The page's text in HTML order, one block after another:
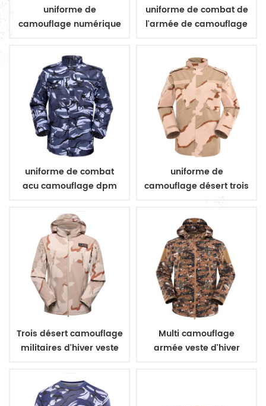
uniforme de
camouflage numérique
uniforme de combat de
l'armée de camouflage
uniforme de combat
acu camouflage dpm
uniforme de
camouflage désert trois
Trois désert camouflage
militaires d'hiver veste
Multi camouflage
armée veste d'hiver